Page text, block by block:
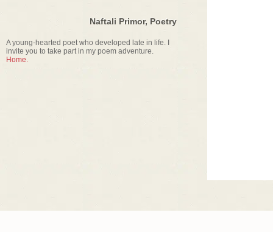
Naftali Primor, Poetry
A young-hearted poet who developed late in life. I
invite you to take part in my poem adventure.
Home.